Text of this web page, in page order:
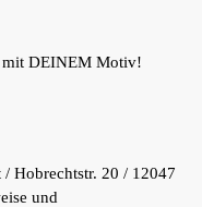
DEINEM Motiv!
Hobrechtstr. 20 / 12047
und